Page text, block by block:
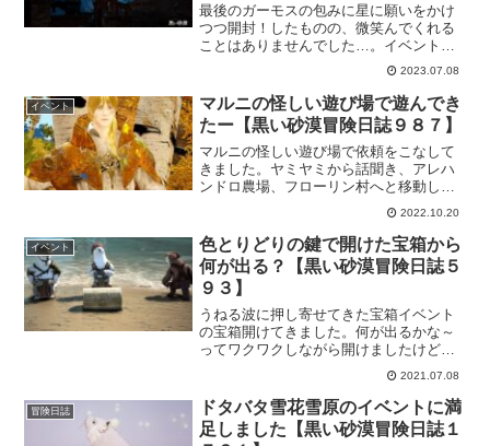
最後のガーモスの包みに星に願いをかけ
つつ開封！したものの、微笑んでくれる
ことはありませんでした…。イベント中
も開封しながら「あぁ…ガーモスよ」と
何度呟いた事かｗそれでも、シルバーや
らブラックストーンももらえたので無か
ったことを思えばいいなじゃないかと思
う事にします。
2023.07.08
イベント
マルニの怪しい遊び場で遊んでき
たー【黒い砂漠冒険日誌９８７】
マルニの怪しい遊び場で依頼をこなして
きました。ヤミヤミから話聞き、アレハ
ンドロ農場、フローリン村へと移動し、
その後マルニの怪しい遊び場に到着。ど
こもハロウィンの飾りつけが素敵でした
よ。そして、交換券をもらうために一部
を除きｗ依頼もサクッとこなしてきまし
た。
2022.10.20
イベント
色とりどりの鍵で開けた宝箱から
何が出る？【黒い砂漠冒険日誌５
９３】
うねる波に押し寄せてきた宝箱イベント
の宝箱開けてきました。何が出るかな～
ってワクワクしながら開けましたけど、
このイベントって全体損しないイベント
なんですね。宝箱の中身に質の違いはあ
れど、鍵を売ってもいいけど宝箱を開け
ないと損しちゃう！そんなイベントで
す。
2021.07.08
冒険日誌
ドタバタ雪花雪原のイベントに満
足しました【黒い砂漠冒険日誌１